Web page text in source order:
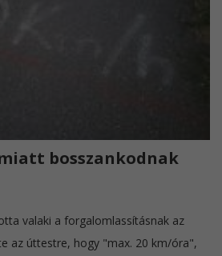
bosszankodnak
valaki a forgalomlassításnak az
az úttestre, hogy "max. 20 km/óra",